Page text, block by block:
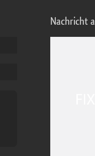
Nachricht